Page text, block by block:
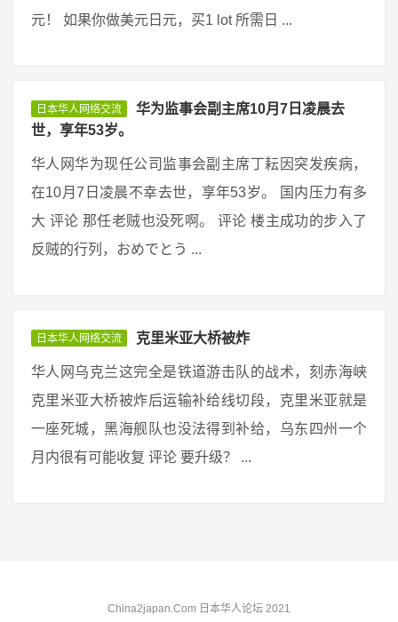
元！ 如果你做美元日元，买1 lot 所需日 ...
日本华人网络交流
华为监事会副主席10月7日凌晨去
世，享年53岁。
华人网华为现任公司监事会副主席丁耘因突发疾病，
在10月7日凌晨不幸去世，享年53岁。 国内压力有多
大 评论 那任老贼也没死啊。 评论 楼主成功的步入了
反贼的行列，おめでとう ...
日本华人网络交流 克里米亚大桥被炸
华人网乌克兰这完全是铁道游击队的战术，刻赤海峡
克里米亚大桥被炸后运输补给线切段，克里米亚就是
一座死城，黑海舰队也没法得到补给，乌东四州一个
月内很有可能收复 评论 要升级？ ...
China2japan.Com 日本华人论坛 2021